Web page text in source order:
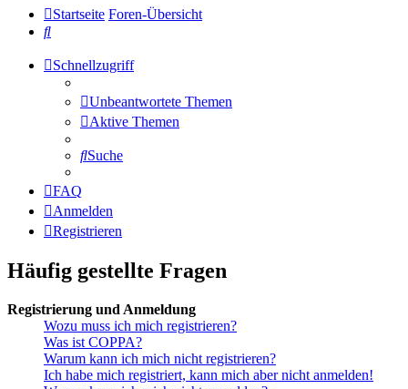
Startseite Foren-Übersicht
Suche
Schnellzugriff
Unbeantwortete Themen
Aktive Themen
Suche
FAQ
Anmelden
Registrieren
Häufig gestellte Fragen
Registrierung und Anmeldung
Wozu muss ich mich registrieren?
Was ist COPPA?
Warum kann ich mich nicht registrieren?
Ich habe mich registriert, kann mich aber nicht anmelden!